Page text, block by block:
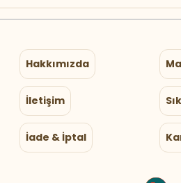
Hakkımızda
İletişim
İade & İptal